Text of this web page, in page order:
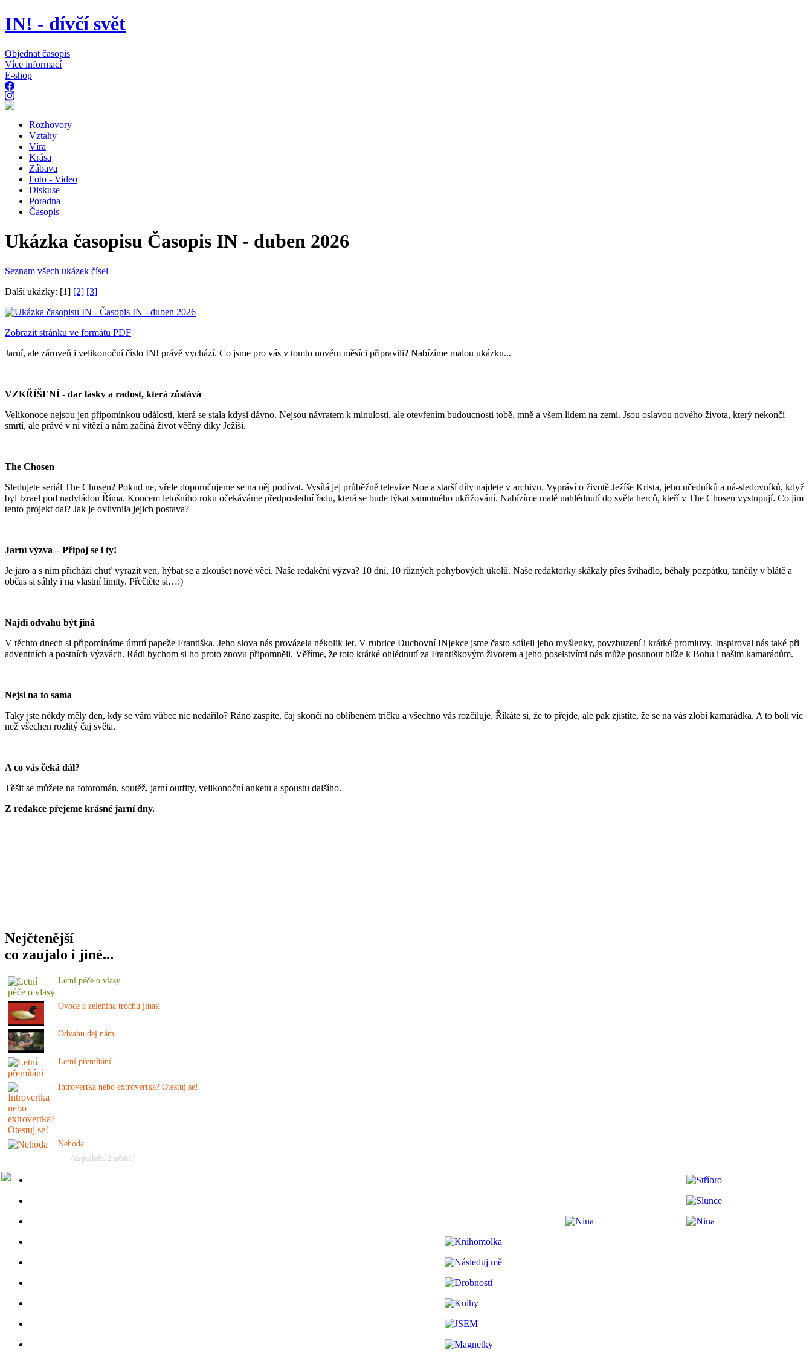
IN! - dívčí svět
Objednat časopis
Více informací
E-shop
Rozhovory
Vztahy
Víra
Krása
Zábava
Foto - Video
Diskuse
Poradna
Časopis
Ukázka časopisu Časopis IN - duben 2026
Seznam všech ukázek čísel
Další ukázky: [1] [2] [3]
Zobrazit stránku ve formátu PDF
Jarní, ale zároveň i velikonoční číslo IN! právě vychází. Co jsme pro vás v tomto novém měsíci připravili? Nabízíme malou ukázku...
VZKŘÍŠENÍ - dar lásky a radost, která zůstává
Velikonoce nejsou jen připomínkou události, která se stala kdysi dávno. Nejsou návratem k minulosti, ale otevřením budoucnosti tobě, mně a všem lidem na zemi. Jsou oslavou nového života, který nekončí
smrtí, ale právě v ní vítězí a nám začíná život věčný díky Ježíši.
The Chosen
Sledujete seriál The Chosen? Pokud ne, vřele doporučujeme se na něj podívat. Vysílá jej průběžně televize Noe a starší díly najdete v archivu. Vypráví o životě Ježíše Krista, jeho učedníků a ná-sledovníků, když
byl Izrael pod nadvládou Říma. Koncem letošního roku očekáváme předposlední řadu, která se bude týkat samotného ukřižování. Nabízíme malé nahlédnutí do světa herců, kteří v The Chosen vystupují. Co jim
tento projekt dal? Jak je ovlivnila jejich postava?
Jarní výzva – Připoj se i ty!
Je jaro a s ním přichází chuť vyrazit ven, hýbat se a zkoušet nové věci. Naše redakční výzva? 10 dní, 10 různých pohybových úkolů. Naše redaktorky skákaly přes švihadlo, běhaly pozpátku, tančily v blátě a
občas si sáhly i na vlastní limity. Přečtěte si…:)
Najdi odvahu být jiná
V těchto dnech si připomínáme úmrtí papeže Františka. Jeho slova nás provázela několik let. V rubrice Duchovní INjekce jsme často sdíleli jeho myšlenky, povzbuzení i krátké promluvy. Inspiroval nás také při
adventních a postních výzvách. Rádi bychom si ho proto znovu připomněli. Věříme, že toto krátké ohlédnutí za Františkovým životem a jeho poselstvími nás může posunout blíže k Bohu i našim kamarádům.
Nejsi na to sama
Taky jste někdy měly den, kdy se vám vůbec nic nedařilo? Ráno zaspíte, čaj skončí na oblíbeném tričku a všechno vás rozčiluje. Říkáte si, že to přejde, ale pak zjistíte, že se na vás zlobí kamarádka. A to bolí víc
než všechen rozlitý čaj světa.
A co vás čeká dál?
Těšit se můžete na fotoromán, soutěž, jarní outfity, velikonoční anketu a spoustu dalšího.
Z redakce přejeme krásné jarní dny.
Nejčtenější
co zaujalo i jiné...
Letní péče o vlasy
Ovoce a zelenina trochu jinak
Odvahu dej nám
Letní přemítání
Introvertka nebo extrovertka? Otestuj se!
Nehoda
(za poslední 2 měsíce)